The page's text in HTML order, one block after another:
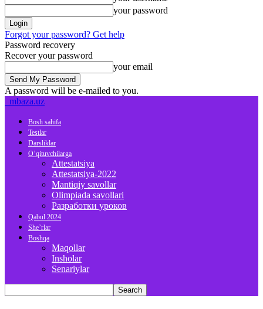
your password
Forgot your password? Get help
Password recovery
Recover your password
your email
A password will be e-mailed to you.
mbaza.uz
Bosh sahifa
Testlar
Darsliklar
O’qituvchilarga
Attestatsiya
Attestatsiya-2022
Mantiqiy savollar
Olimpiada savollari
Разработки уроков
Qabul 2024
She’rlar
Boshqa
Maqollar
Insholar
Senariylar